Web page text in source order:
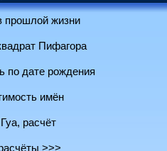
прошлой жизни
Пифагора
по дате рождения
имён
расчёт
>>>